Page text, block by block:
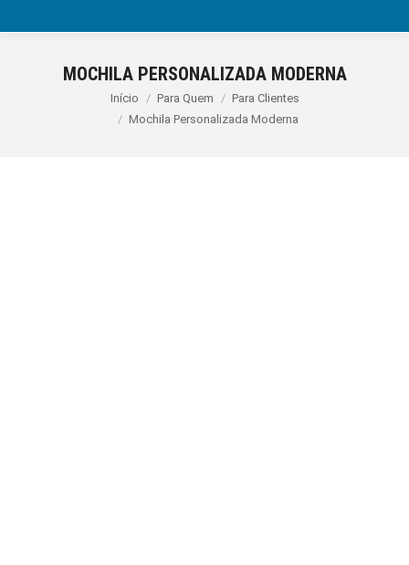
MOCHILA PERSONALIZADA MODERNA
Você está aqui:Início Para Quem
Para Clientes
Mochila Personalizada Moderna